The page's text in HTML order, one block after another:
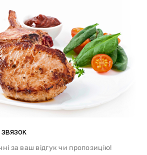
за ваш відгук чи пропозицію!